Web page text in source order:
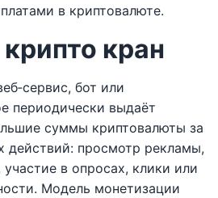
в криптовалюте.
кран
бот или
периодически выдаёт
суммы криптовалюты за
действий: просмотр рекламы,
в опросах, клики или
Модель монетизации